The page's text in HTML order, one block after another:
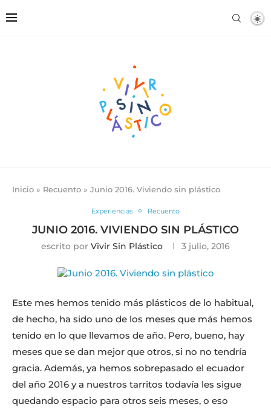
Inicio » Recuento » Junio 2016. Viviendo sin plástico
Experiencias Recuento
JUNIO 2016. VIVIENDO SIN PLÁSTICO
escrito por Vivir Sin Plástico 3 julio, 2016
Este mes hemos tenido más plásticos de lo habitual,
de hecho, ha sido uno de los meses que más hemos
tenido en lo que llevamos de año. Pero, bueno, hay
meses que se dan mejor que otros, si no no tendría
gracia. Además, ya hemos sobrepasado el ecuador
del año 2016 y a nuestros tarritos todavía les sigue
quedando espacio para otros seis meses, o eso